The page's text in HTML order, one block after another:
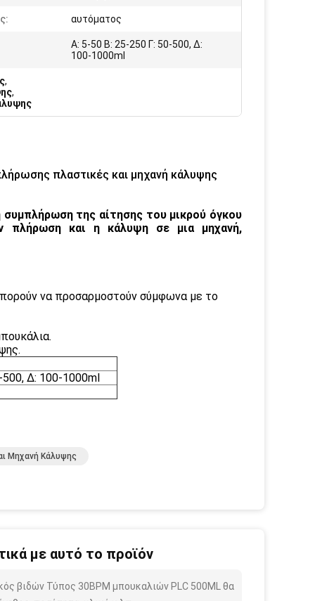
αυτόματος
Α: 5-50 Β: 25-250 Γ: 50-500, Δ:
100-1000ml
,
,
πλαστικές και μηχανή κάλυψης
της αίτησης του μικρού όγκου
πλήρωση και η κάλυψη σε μια μηχανή,
να προσαρμοστούν σύμφωνα με το
Δ: 100-1000ml
Μηχανή Κάλυψης
με αυτό το προϊόν
βιδών Τύπος 30BPM μπουκαλιών PLC 500ML θα